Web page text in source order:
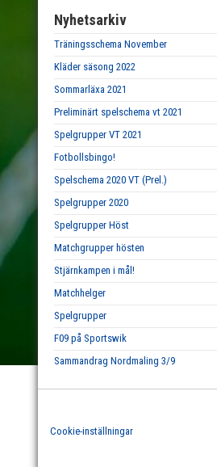
Nyhetsarkiv
Träningsschema November
Kläder säsong 2022
Sommarläxa 2021
Preliminärt spelschema vt 2021
Spelgrupper VT 2021
Fotbollsbingo!
Spelschema 2020 VT (Prel.)
Spelgrupper 2020
Spelgrupper Höst
Matchgrupper hösten
Stjärnkampen i mål!
Matchhelger
Spelgrupper
F09 på Sportswik
Sammandrag Nordmaling 3/9
Cookie-inställningar